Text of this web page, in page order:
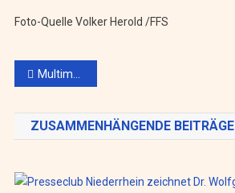
Foto-Quelle Volker Herold /FFS
Beitragsnavigation
Multimediale Zeitreise
ZUSAMMENHÄNGENDE BEITRÄGE